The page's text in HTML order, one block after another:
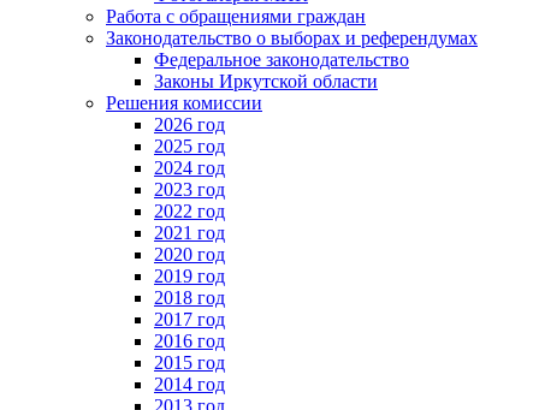
Работа с обращениями граждан
Законодательство о выборах и референдумах
Федеральное законодательство
Законы Иркутской области
Решения комиссии
2026 год
2025 год
2024 год
2023 год
2022 год
2021 год
2020 год
2019 год
2018 год
2017 год
2016 год
2015 год
2014 год
2013 год